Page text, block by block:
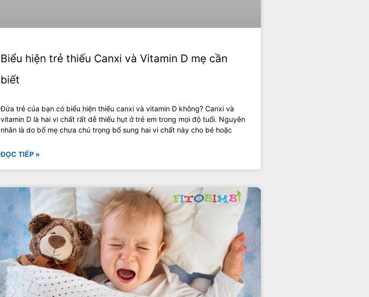
Biểu hiện trẻ thiếu Canxi và Vitamin D mẹ cần
biết
Đứa trẻ của bạn có biểu hiện thiếu canxi và vitamin D không? Canxi và
vitamin D là hai vi chất rất dễ thiếu hụt ở trẻ em trong mọi độ tuổi. Nguyên
nhân là do bố mẹ chưa chú trọng bổ sung hai vi chất này cho bé hoặc
ĐỌC TIẾP »